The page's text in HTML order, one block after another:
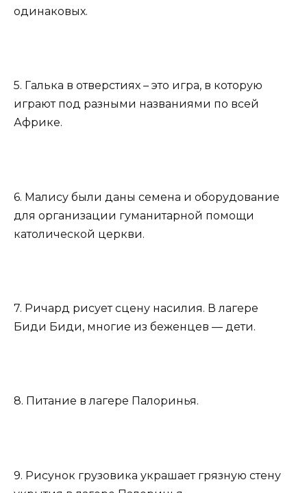
одинаковых.
5. Галька в отверстиях – это игра, в которую
играют под разными названиями по всей
Африке.
6. Малису были даны семена и оборудование
для организации гуманитарной помощи
католической церкви.
7. Ричард рисует сцену насилия. В лагере
Биди Биди, многие из беженцев — дети.
8. Питание в лагере Палоринья.
9. Рисунок грузовика украшает грязную стену